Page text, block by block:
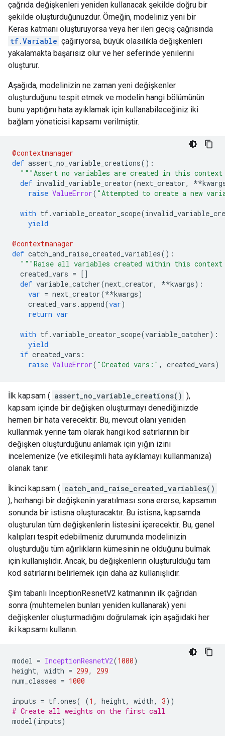
çağrıda değişkenleri yeniden kullanacak şekilde doğru bir
şekilde oluşturduğunuzdur. Örneğin, modeliniz yeni bir
Keras katmanı oluşturuyorsa veya her ileri geçiş çağrısında
tf.Variable çağırıyorsa, büyük olasılıkla değişkenleri
yakalamakta başarısız olur ve her seferinde yenilerini
oluşturur.
Aşağıda, modelinizin ne zaman yeni değişkenler
oluşturduğunu tespit etmek ve modelin hangi bölümünün
bunu yaptığını hata ayıklamak için kullanabileceğiniz iki
bağlam yöneticisi kapsamı verilmiştir.
@contextmanager
def assert_no_variable_creations():
"""Assert no variables are created in this context
def invalid_variable_creator(next_creator, **
raise ValueError( "Attempted to create a new
with tf.variable_creator_scope(
yield
@contextmanager
def catch_and_raise_created_variables():
"""Raise all variables created within this
created_vars = []
def variable_catcher(next_creator, **kwargs):
var = next_creator(**kwargs)
created_vars .append(var)
return var
with tf.variable_creator_scope(variable_catcher):
yield
if created_vars :
raise ValueError( "Created vars:" , created_vars)
İlk kapsam ( assert_no_variable_creations() ),
kapsam içinde bir değişken oluşturmayı denediğinizde
hemen bir hata verecektir. Bu, mevcut olanı yeniden
kullanmak yerine tam olarak hangi kod satırlarının bir
değişken oluşturduğunu anlamak için yığın izini
incelemenize (ve etkileşimli hata ayıklamayı kullanmanıza)
olanak tanır.
İkinci kapsam ( catch_and_raise_created_variables()
), herhangi bir değişkenin yaratılması sona ererse, kapsamın
sonunda bir istisna oluşturacaktır. Bu istisna, kapsamda
oluşturulan tüm değişkenlerin listesini içerecektir. Bu, genel
kalıpları tespit edebilmeniz durumunda modelinizin
oluşturduğu tüm ağırlıkların kümesinin ne olduğunu bulmak
için kullanışlıdır. Ancak, bu değişkenlerin oluşturulduğu tam
kod satırlarını belirlemek için daha az kullanışlıdır.
Şim tabanlı InceptionResnetV2 katmanının ilk çağrıdan
sonra (muhtemelen bunları yeniden kullanarak) yeni
değişkenler oluşturmadığını doğrulamak için aşağıdaki her
iki kapsamı kullanın.
model = InceptionResnetV2(1000)
height, width = 299,
299
num_classes = 1000
inputs = tf.ones( (1 , height, width, 3))
# Create all weights on the first call
model(inputs)